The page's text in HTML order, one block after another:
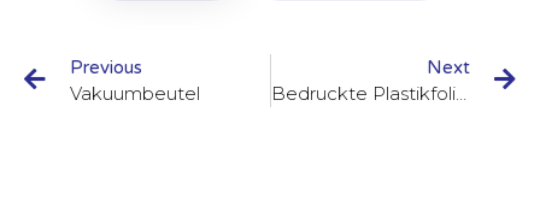
Previous
Vakuumbeutel
Next
Bedruckte Plastikfolienrollen